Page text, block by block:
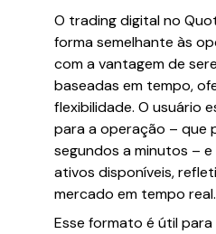
O trading digital no
forma semelhante às
com a vantagem de
baseadas em tempo,
flexibilidade. O usuário
para a operação – que
segundos a minutos –
ativos disponíveis,
mercado em tempo real.
Esse formato é útil